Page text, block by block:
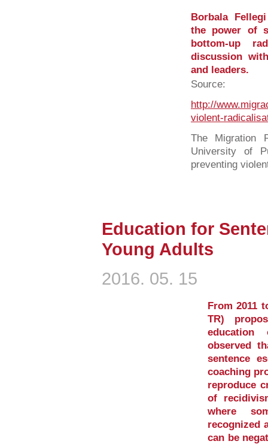
Borbala
the power of
bottom-up
discussion
and leaders.
Source:
http://
violent-
The Migration
University of
preventing
Education for
Young Adults
2016. 05. 15
From 2011
TR)
education
observed
sentence
coaching
reproduce
of
where
recognized
can be